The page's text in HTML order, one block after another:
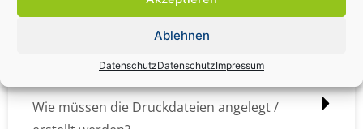
Ablehnen
DatenschutzDatenschutzImpressum
übermitteln?
Wie müssen die Druckdateien angelegt /